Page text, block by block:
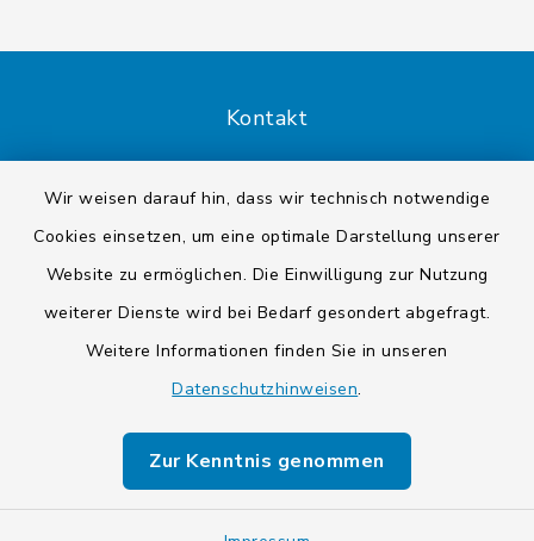
Wir weisen darauf hin, dass wir technisch notwendige
Cookies einsetzen, um eine optimale Darstellung unserer
Website zu ermöglichen. Die Einwilligung zur Nutzung
weiterer Dienste wird bei Bedarf gesondert abgefragt.
Weitere Informationen finden Sie in unseren
Datenschutzhinweisen.
Zur Kenntnis genommen
Kontakt
Datenschutz
Impressum
Sitemap
Cookie-Einstellungen